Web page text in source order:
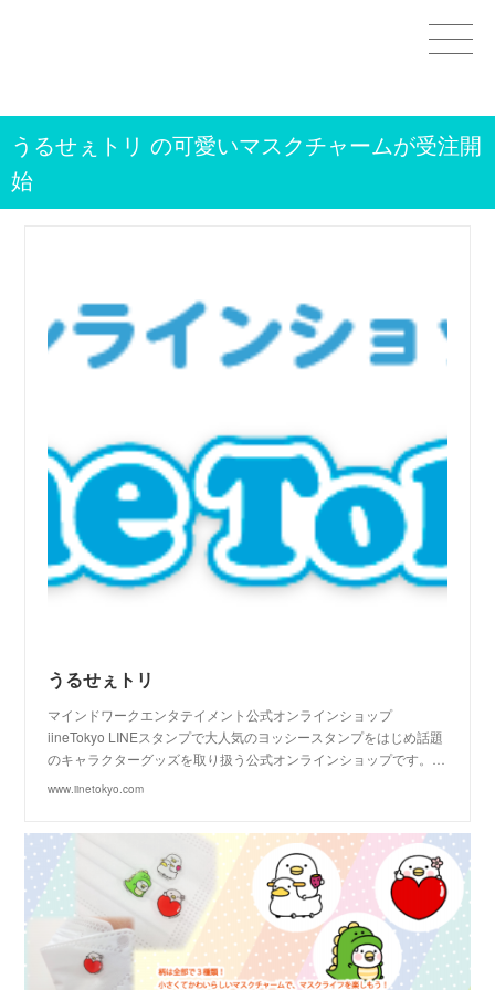
GOODS
STAMPS＆THEMES
CHARACTERS
OTHER
うるせぇトリ の可愛いマスクチャームが受注開
始
うるせぇトリ
マインドワークエンタテイメント公式オンラインショップ
iineTokyo LINEスタンプで大人気のヨッシースタンプをはじめ話題
のキャラクターグッズを取り扱う公式オンラインショップです。…
www.iinetokyo.com